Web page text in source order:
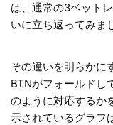
は、通常の3ベット
いに立ち返ってみま
その違いを明らかに
BTNがフォールドし
のように対応するか
示されているグラフ